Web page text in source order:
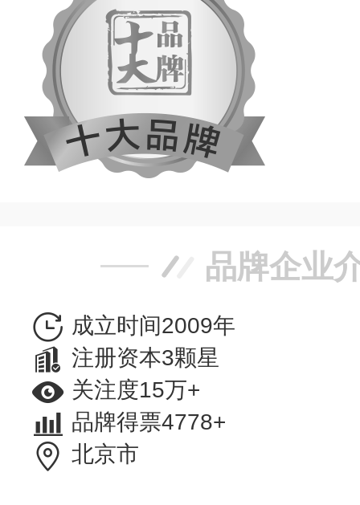
品牌企业
成立时间2009年
注册资本3颗星
关注度15万+
品牌得票4778+
北京市